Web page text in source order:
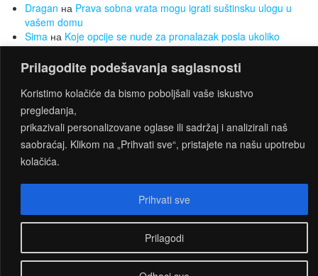
Prilagodite podešavanja saglasnosti
Koristimo kolačiće da bismo poboljšali vaše iskustvo
pregledanja,
prikazivali personalizovane oglase ili sadržaj i analizirali naš
saobraćaj. Klikom na „Prihvati sve“, pristajete na našu upotrebu
kolačića.
Prilagodi
Prihvati sve
Dragan на Prava sobna vrata mogu igrati suštinsku ulogu u
vašem domu
Sima на Koje opcije se nude za pronalazak posla ukoliko
nemate radnog iskustva
SimaнаŽelite da smršate, a da Vam to ne bude opterećenje?
Za to su najbolji sobni bicikli
PROUDLY POWERED BYWORDPRESS |THEME:
CONNECTBY THEMES4WP